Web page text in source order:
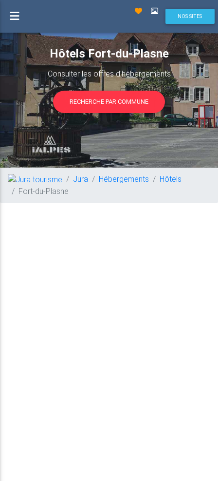
NOS SITES
Hôtels Fort-du-Plasne
Consulter les offres d'hébergements
RECHERCHE PAR COMMUNE
Jura Hébergements
Hôtels
Fort-du-Plasne